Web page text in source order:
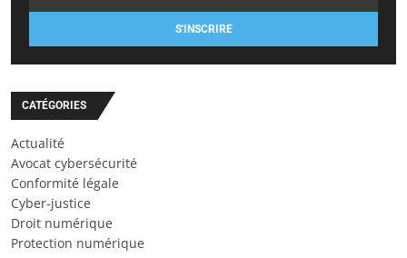
S'INSCRIRE
CATÉGORIES
Actualité
Avocat cybersécurité
Conformité légale
Cyber-justice
Droit numérique
Protection numérique